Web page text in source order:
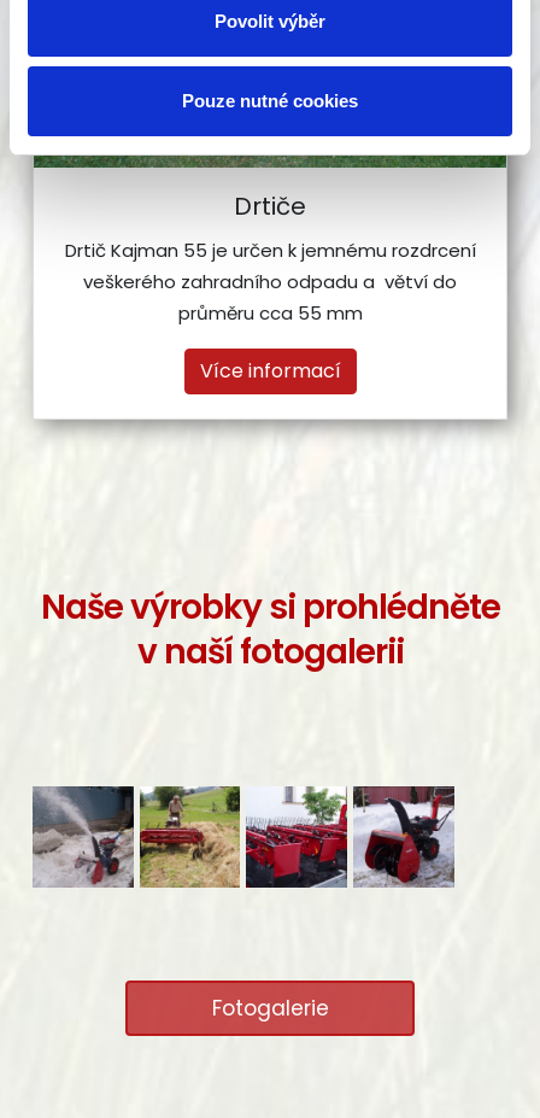
Povolit výběr
Pouze nutné cookies
Drtiče
Drtič Kajman 55 je určen k jemnému rozdrcení
veškerého zahradního odpadu a větví do
průměru cca 55 mm
Více informací
Naše výrobky si prohlédněte
v naší fotogalerii
Fotogalerie